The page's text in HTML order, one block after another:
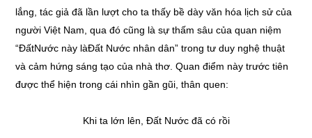
lắng, tác giả đã lần lượt cho ta thấy bề dày văn hóa lịch sử của
người Việt Nam, qua đó cũng là sự thấm sâu của quan niệm
“ĐấtNước này làĐất Nước nhân dân” trong tư duy nghệ thuật
và cảm hứng sáng tạo của nhà thơ. Quan điểm này trước tiên
được thể hiện trong cái nhìn gần gũi, thân quen:
Khi ta lớn lên, Đất Nước đã có rồi